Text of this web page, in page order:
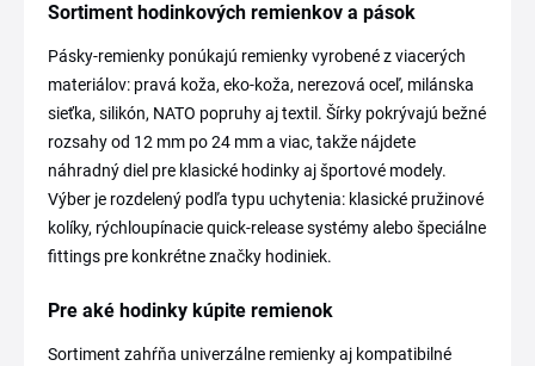
Sortiment hodinkových remienkov a pások
Pásky-remienky ponúkajú remienky vyrobené z viacerých
materiálov: pravá koža, eko-koža, nerezová oceľ, milánska
sieťka, silikón, NATO popruhy aj textil. Šírky pokrývajú bežné
rozsahy od 12 mm po 24 mm a viac, takže nájdete
náhradný diel pre klasické hodinky aj športové modely.
Výber je rozdelený podľa typu uchytenia: klasické pružinové
kolíky, rýchloupínacie quick-release systémy alebo špeciálne
fittings pre konkrétne značky hodiniek.
Pre aké hodinky kúpite remienok
Sortiment zahŕňa univerzálne remienky aj kompatibilné